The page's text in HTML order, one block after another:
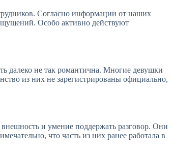
Согласно информации от наших
Особо активно действуют
далеко не так романтична. Многие девушки
из них не зарегистрированы официально,
и умение поддержать разговор. Они
что часть из них ранее работала в